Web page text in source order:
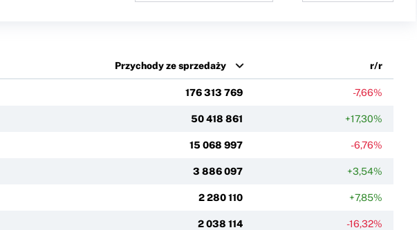
Przychody ze sprzedaży r/r
176 313 769 -7,66%
50 418 861 +17,30%
15 068 997 -6,76%
3 886 097 +3,54%
2 280 110 +7,85%
2 038 114 -16,32%